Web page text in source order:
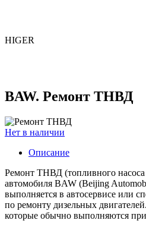
HIGER
BAW. Ремонт ТНВД
Нет в наличии
Описание
Ремонт ТНВД (топливного насоса
автомобиля BAW (Beijing
выполняется в автосервисе или
по ремонту дизельных
которые обычно выполняются